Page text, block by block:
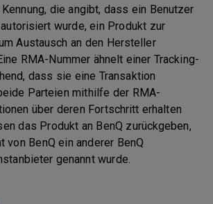
die angibt, dass ein Benutzer
wurde, ein Produkt zur
Austausch an den Hersteller
RMA-Nummer ähnelt einer Tracking-
dass sie eine Transaktion
Parteien mithilfe der RMA-
über deren Fortschritt erhalten
das Produkt an BenQ zurückgeben,
von BenQ ein anderer BenQ
genannt wurde.